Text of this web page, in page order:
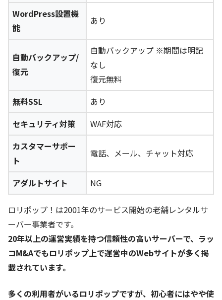
WordPress設置機
能
あり
自動バックアップ/
復元
自動バックアップ ※期間は明記
なし
復元無料
無料SSL
あり
セキュリティ対策
WAF対応
カスタマーサポー
ト
電話、メール、チャット対応
アダルトサイト NG
ロリポップ！は2001年のサービス開始の老舗レンタルサ
ーバー事業者です。
20年以上の運営実績を持つ信頼性の高いサーバーで、ラッ
コM&Aでもロリポップ上で運営中のWebサイトが多く掲
載されています。
多くの利用者がいるロリポップですが、初心者にはやや使